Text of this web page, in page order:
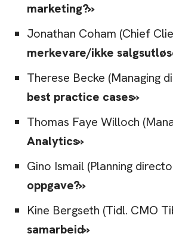
marketing?»
Jonathan Coham (Chief
merkevare/ikke
Therese Becke (Managing
best practice cases»
Thomas Faye Willoch
Analytics»
Gino Ismail (Planning
oppgave?»
Kine Bergseth (Tidl. CMO
samarbeid»